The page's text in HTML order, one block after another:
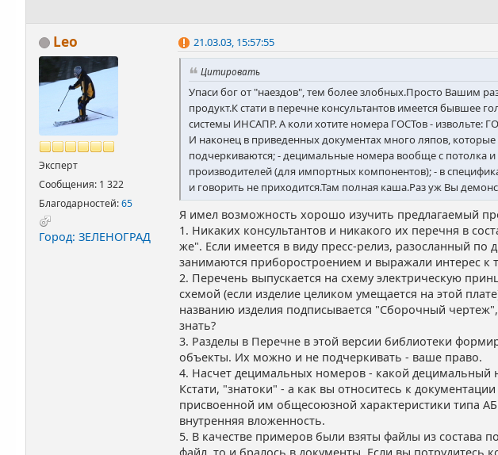
Leo
Эксперт
Сообщения: 1 322
Благодарностей:65
Город: ЗЕЛЕНОГРАД
21.03.03, 15:57:55
Цитировать
Упаси бог от "наездов", тем более злобных.Просто Вашим
продукт.К стати в перечне консультантов имеется бывшее
системы ИНСАПР. А коли хотите номера ГОСТов - извольте:
И наконец в приведенных документах много ляпов,
подчеркиваются; - децимальные номера вообще с потолка и
производителей (для импортных компонентов); - в
и говорить не приходится.Там полная каша.Раз уж Вы
Я имел возможность хорошо изучить предлагаемый
1. Никаких консультантов и никакого их перечня в
же". Если имеется в виду пресс-релиз, разосланный по
занимаются приборостроением и выражали интерес к
2. Перечень выпускается на схему электрическую
схемой (если изделие целиком умещается на этой
названию изделия подписывается "Сборочный
знать?
3. Разделы в Перечне в этой версии библиотеки
объекты. Их можно и не подчеркивать - ваше право.
4. Насчет децимальных номеров - какой децимальный
Кстати, "знатоки" - а как вы относитесь к
присвоенной им общесоюзной характеристики типа
внутренняя вложенность.
5. В качестве примеров были взяты файлы из состава
файл, то и бралось в документы. Если вы потрудитесь